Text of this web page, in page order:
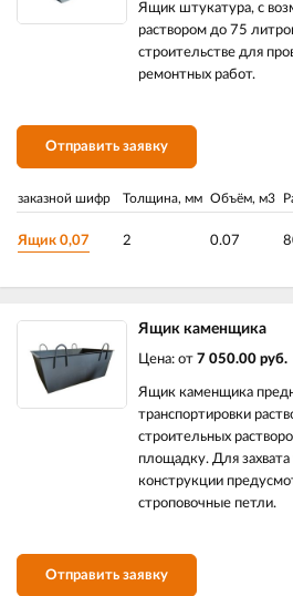
Ящик штукатура, с
раствором до 75
строительстве для
ремонтных работ.
Отправить заявку
заказной шифр Толщина, мм Объём, м3
Ящик 0,07 2 0.07
Ящик каменщика
Цена: от 7 050.00 руб.
Ящик каменщика
транспортировки
строительных
площадку. Для
конструкции
строповочные петли.
Отправить заявку